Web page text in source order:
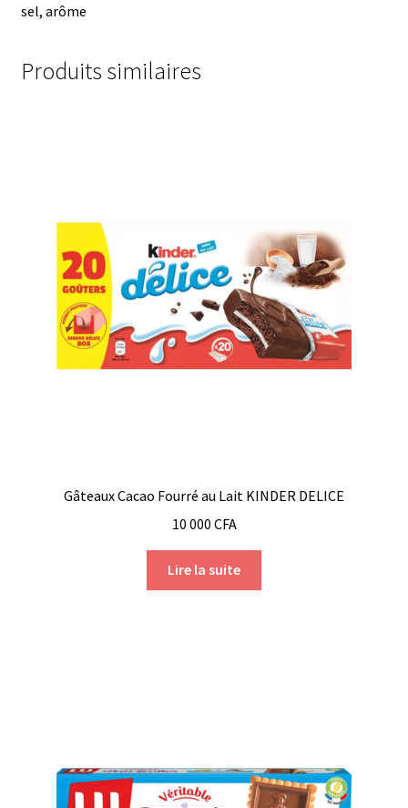
sel, arôme
Produits similaires
Gâteaux Cacao Fourré au Lait KINDER DELICE
10 000 CFA
Lire la suite